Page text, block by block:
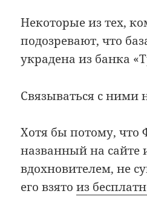
Некоторые из тех,
подозревают, что
украдена из банка
Связываться с ними
Хотя бы потому,
названный на
вдохновителем, не
его взятоиз